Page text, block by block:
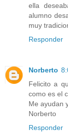
ella
alumno
muy
Responder
Norberto
Felicito a
como es el
Me ayudan
Norberto
Responder